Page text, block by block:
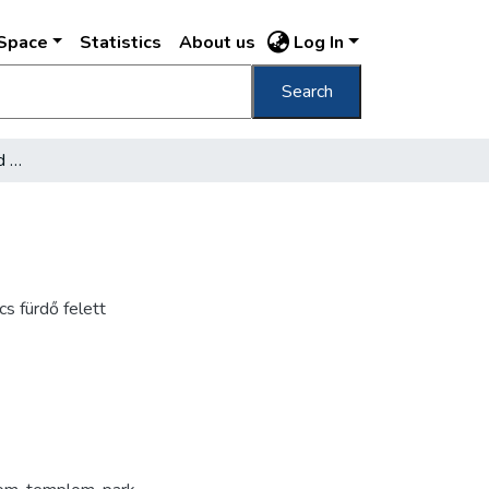
Statistics About us Log In
Search
[Buda látképe a Margit híd pesti hídfőjétől]
fürdő felett